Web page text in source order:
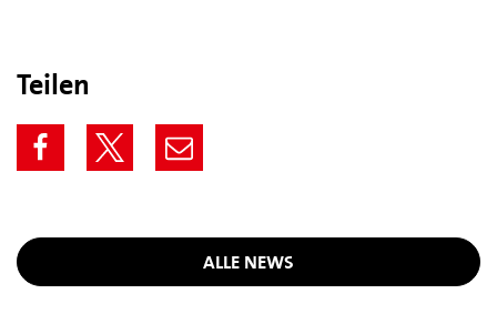
Teilen
ALLE NEWS